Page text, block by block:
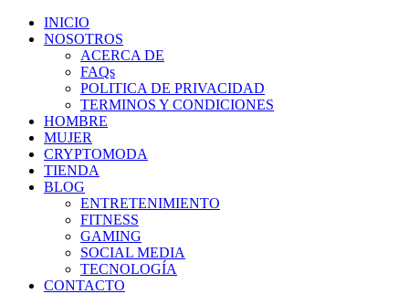
INICIO
NOSOTROS
ACERCA DE
FAQs
POLITICA DE PRIVACIDAD
TERMINOS Y CONDICIONES
HOMBRE
MUJER
CRYPTOMODA
TIENDA
BLOG
ENTRETENIMIENTO
FITNESS
GAMING
SOCIAL MEDIA
TECNOLOGÍA
CONTACTO